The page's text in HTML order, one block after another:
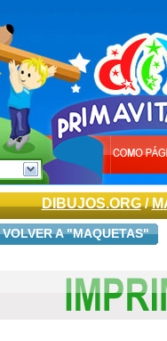
DIBUJOS.ORG/
VOLVER A "MAQUETAS"